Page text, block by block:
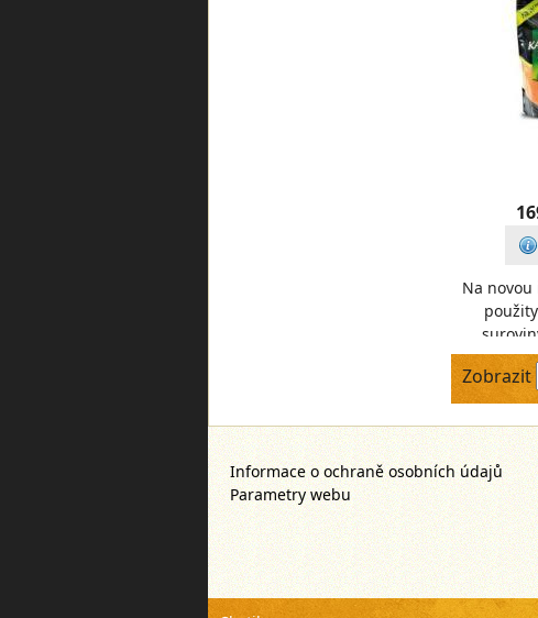
Na
hrubou
Zobrazit
Informace o ochraně osobních údajů
Parametry webu